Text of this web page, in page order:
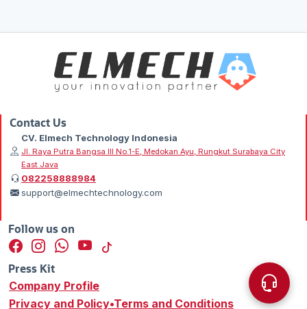
Contact Us
CV. Elmech Technology Indonesia
Jl. Raya Putra Bangsa III No.1-E, Medokan Ayu, Rungkut Surabaya City
East Java
082258888984
support@elmechtechnology.com
Follow us on
Press Kit
Company Profile
Privacy and Policy•Terms and Conditions